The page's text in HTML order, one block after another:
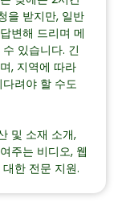
을 받지만, 일반
변해 드리며 메
있습니다. 긴
, 지역에 따라
려야 할 수도
및 소재 소개,
주는 비디오, 웹
한 전문 지원.